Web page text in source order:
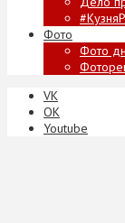
Фото
Фото
VK
ОК
Youtube